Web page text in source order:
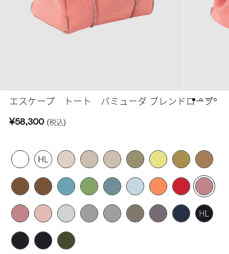
エスケープ トート バミューダ ブレンドロープ
¥58,300 (税込)